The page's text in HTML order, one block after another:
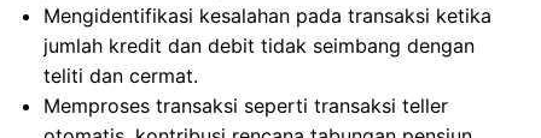
Mengidentifikasi kesalahan pada transaksi ketika
jumlah kredit dan debit tidak seimbang dengan
teliti dan cermat.
Memproses transaksi seperti transaksi teller